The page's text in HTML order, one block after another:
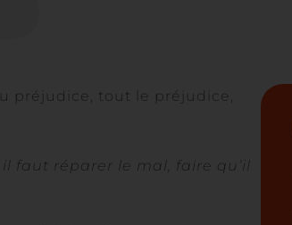
préjudice, tout le préjudice,
« il faut réparer le mal, faire qu’il